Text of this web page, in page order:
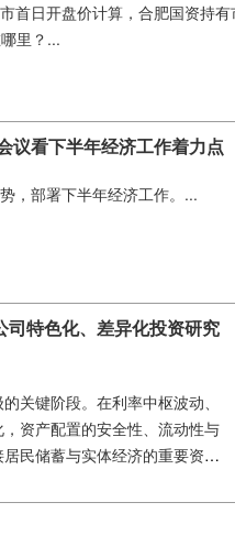
首日开盘价计算，合肥国资持
里？...
看下半年经济工作着力点
，部署下半年经济工作。...
特色化、差异化投资研究
关键阶段。在利率中枢波动、
资产配置的安全性、流动性与
民储蓄与实体经济的重要资金
替代的角色。随着资管新规的
长为资产管理行业的中坚力
保值增值。...